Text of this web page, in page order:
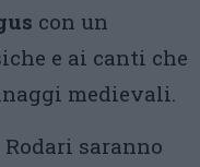
con un
e ai canti che
medievali.
saranno